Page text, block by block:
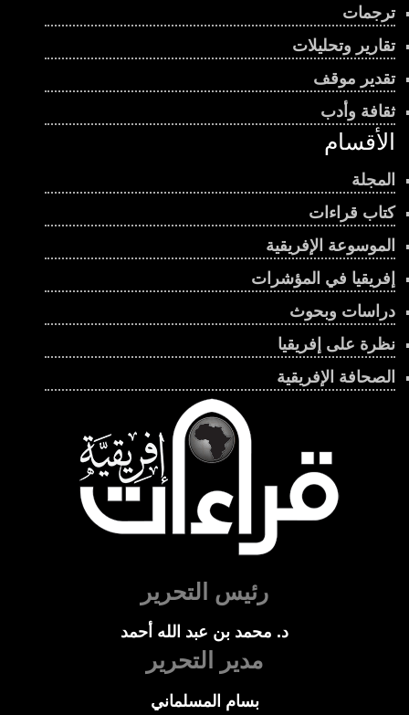
ترجمات
تقارير وتحليلات
تقدير موقف
ثقافة وأدب
الأقسام
المجلة
كتاب قراءات
الموسوعة الإفريقية
إفريقيا في المؤشرات
دراسات وبحوث
نظرة على إفريقيا
الصحافة الإفريقية
رئيس التحرير
د. محمد بن عبد الله أحمد
مدير التحرير
بسام المسلماني